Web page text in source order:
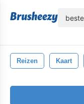
Reizen Kaart